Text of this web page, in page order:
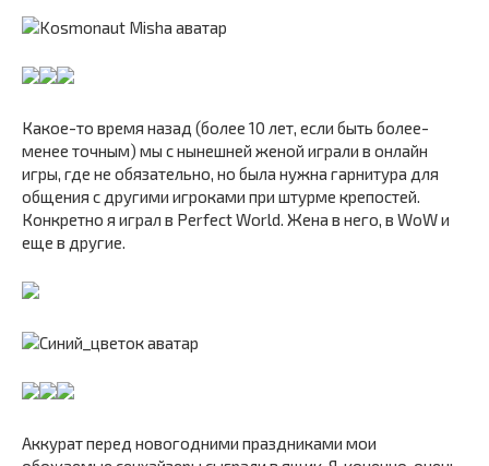
Какое-то время назад (более 10 лет, если быть более-
менее точным) мы с нынешней женой играли в онлайн
игры, где не обязательно, но была нужна гарнитура для
общения с другими игроками при штурме крепостей.
Конкретно я играл в Perfect World. Жена в него, в WoW и
еще в другие.
Аккурат перед новогодними праздниками мои